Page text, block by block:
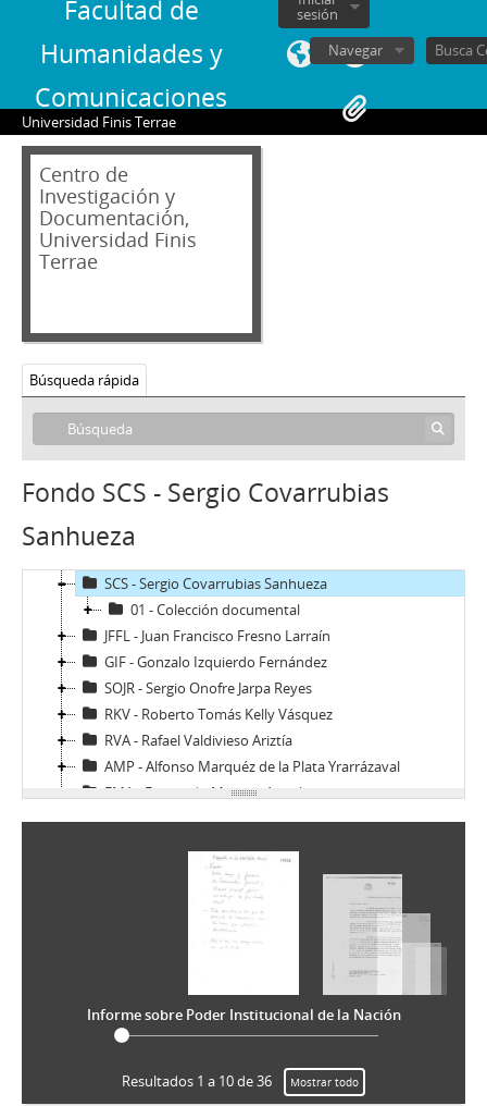
Facultad de
Humanidades y
Comunicaciones
sesión
Navegar
Universidad Finis Terrae
Centro de
Investigación y
Documentación,
Universidad Finis
Terrae
Búsqueda rápida
Fondo SCS - Sergio Covarrubias
Sanhueza
02 - Archivos personales
JAR - Jorge Alessandri Rodríguez
SCS - Sergio Covarrubias Sanhueza
01 - Colección documental
JFFL - Juan Francisco Fresno Larraín
GIF - Gonzalo Izquierdo Fernández
SOJR - Sergio Onofre Jarpa Reyes
RKV - Roberto Tomás Kelly Vásquez
RVA - Rafael Valdivieso Ariztía
AMP - Alfonso Marquéz de la Plata Yrarrázaval
FMA - Fernando Matthei Aubel
Informe sobre Poder Institucional de la Nación
Resultados 1 a 10 de 36 Mostrar todo